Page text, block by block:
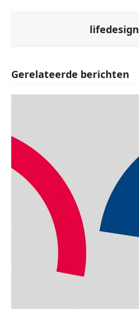
lifedesign
Gerelateerde berichten